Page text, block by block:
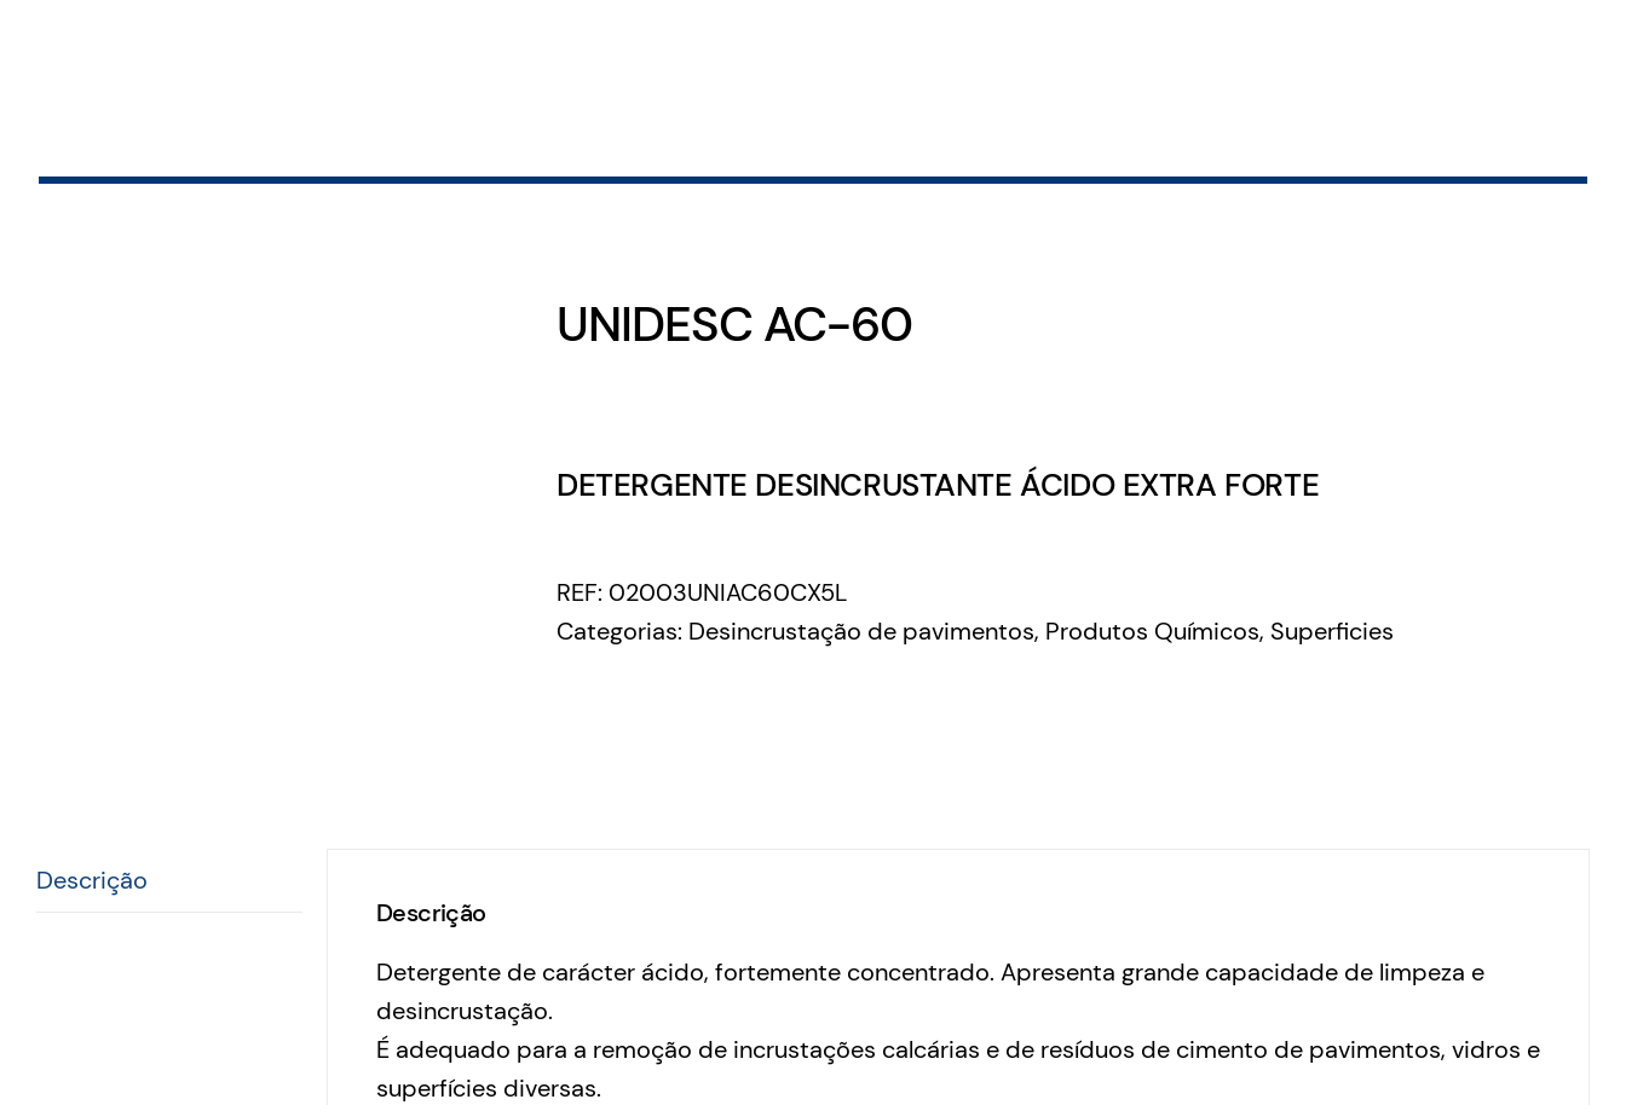
UNIDESC AC-60
DETERGENTE DESINCRUSTANTE ÁCIDO EXTRA FORTE
REF: 02003UNIAC60CX5L
Categorias: Desincrustação de pavimentos, Produtos Químicos, Superficies
Descrição
Descrição
Detergente de carácter ácido, fortemente concentrado. Apresenta grande capacidade de limpeza e
desincrustação.
É adequado para a remoção de incrustações calcárias e de resíduos de cimento de pavimentos, vidros e
superfícies diversas.